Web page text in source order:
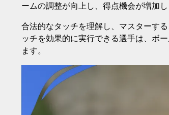
ームの調整が向上し、得点機会が増加
合法的なタッチを理解し、マスターす
ッチを効果的に実行できる選手は、ボ
ます。